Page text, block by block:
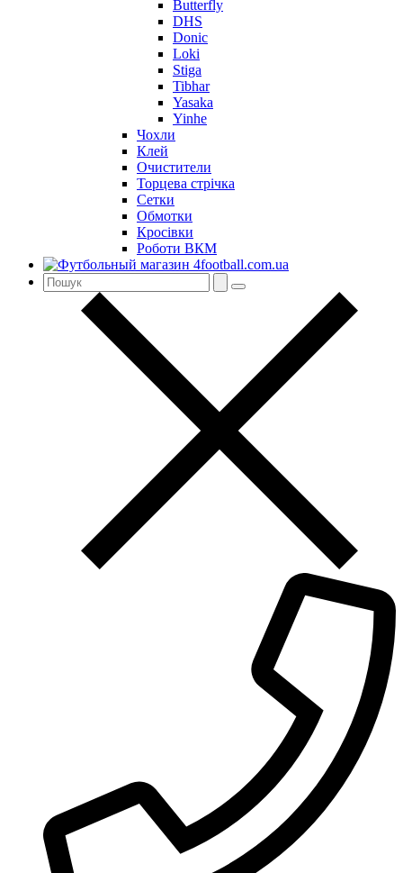
Butterfly
DHS
Donic
Loki
Stiga
Tibhar
Yasaka
Yinhe
Чохли
Клей
Очистители
Торцева стрічка
Сетки
Обмотки
Кросівки
Роботи ВКМ